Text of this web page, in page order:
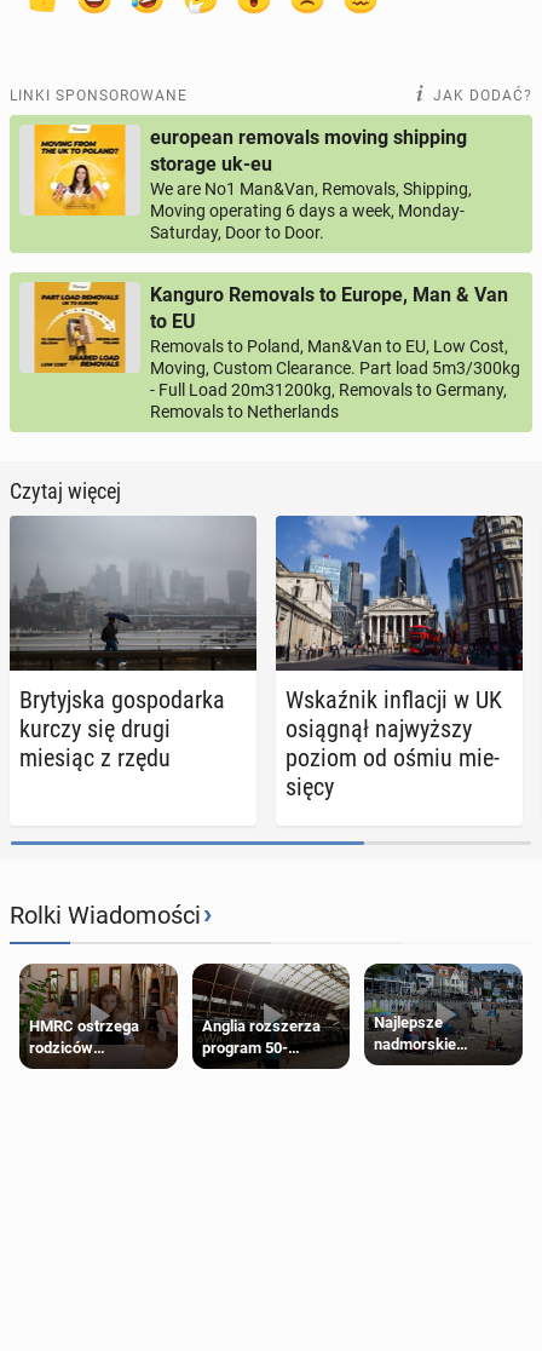
LINKI SPONSOROWANE JAK DODAĆ?
european removals moving shipping
storage uk-eu
We are No1 Man&Van, Removals, Shipping,
Moving operating 6 days a week, Monday-
Saturday, Door to Door.
Kanguro Removals to Europe, Man & Van
to EU
Removals to Poland, Man&Van to EU, Low Cost,
Moving, Custom Clearance. Part load 5m3/300kg
- Full Load 20m31200kg, Removals to Germany,
Removals to Netherlands
Czytaj więcej
Bry­tyj­ska go­spo­dar­ka
kurczy się drugi
miesiąc z rzędu
Wskaź­nik in­fla­cji w UK
osią­gnął naj­wyż­szy
poziom od ośmiu mie­
się­cy
Rolki Wiadomości›
HMRC ostrzega
rodziców
pobierających Child
Anglia rozszerza
program 50-
procentowych
Najlepsze
nadmorskie
miasteczko blisko